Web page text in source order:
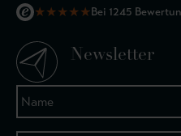
★★★★★Bei 1245
Newsletter